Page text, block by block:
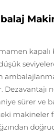
sürer ve
makineler